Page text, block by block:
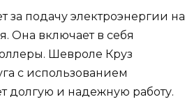
за подачу электроэнергии на
Она включает в себя
Шевроле Круз
с использованием
долгую и надежную работу.